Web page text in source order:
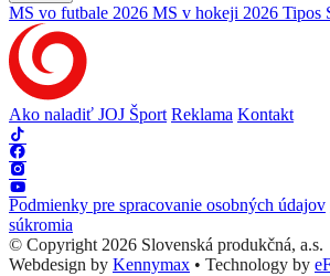
MS vo futbale 2026 MS v hokeji 2026 Tipos
Ako naladiť JOJ Šport Reklama Kontakt
Podmienky pre spracovanie osobných údajov
súkromia
© Copyright 2026 Slovenská produkčná, a.s.
Webdesign by Kennymax • Technology by